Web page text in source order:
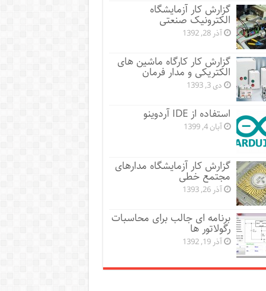
گزارش کار آزمایشگاه
الکترونیک صنعتی
آذر 28, 1392
گزارش کار کارگاه ماشین های
الکتریکی و مدار فرمان
دی 3, 1393
استفاده از IDE آردوینو
آبان 4, 1399
گزارش کار آزمایشگاه مدارهای
مجتمع خطی
آذر 26, 1393
برنامه ای جالب برای محاسبات
رگولاتور ها
آذر 19, 1392